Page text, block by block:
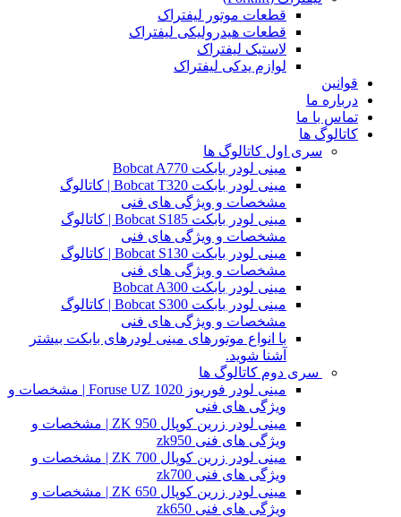
قطعات موتور لیفتراک
قطعات هیدرولیکی لیفتراک
لاستیک لیفتراک
لوازم یدکی لیفتراک
قوانین
درباره ما
تماس با ما
کاتالوگ ها
سری اول کاتالوگ ها
مینی لودر بابکت Bobcat A770
مینی لودر بابکت Bobcat T320 | کاتالوگ
مشخصات و ویژگی های فنی
مینی لودر بابکت Bobcat S185 | کاتالوگ
مشخصات و ویژگی های فنی
مینی لودر بابکت Bobcat S130 | کاتالوگ
مشخصات و ویژگی های فنی
مینی لودر بابکت Bobcat A300
مینی لودر بابکت Bobcat S300 | کاتالوگ
مشخصات و ویژگی های فنی
با انواع موتورهای مینی لودرهای بابکت بیشتر
آشنا شوید.
سری دوم کاتالوگ ها
مینی لودر فوریوز Foruse UZ 1020 | مشخصات و
ویژگی های فنی
مینی لودر زرین کوپال ZK 950 | مشخصات و
ویژگی های فنی zk950
مینی لودر زرین کوپال ZK 700 | مشخصات و
ویژگی های فنی zk700
مینی لودر زرین کوپال ZK 650 | مشخصات و
ویژگی های فنی zk650